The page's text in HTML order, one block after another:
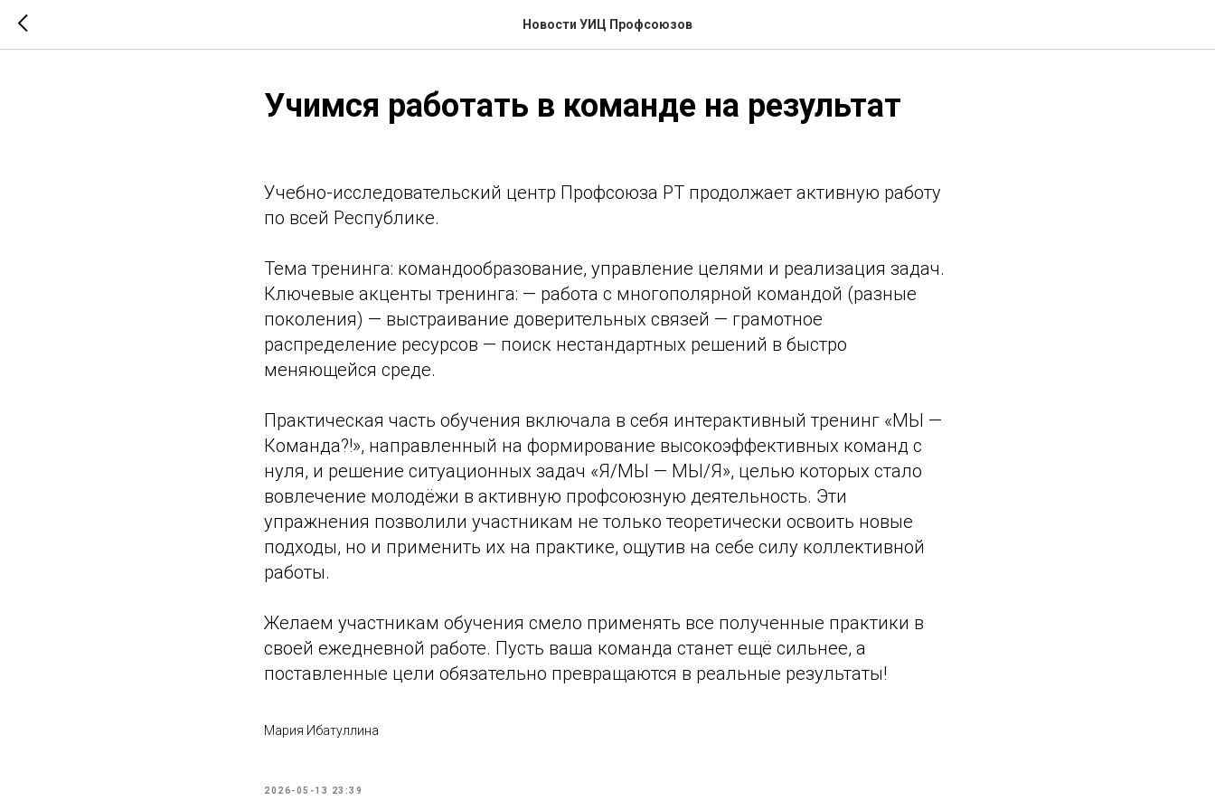
Новости УИЦ Профсоюзов
Учимся работать в команде на результат
Учебно-исследовательский центр Профсоюза РТ продолжает активную работу
по всей Республике.
Тема тренинга: командообразование, управление целями и реализация задач.
Ключевые акценты тренинга: — работа с многополярной командой (разные
поколения) — выстраивание доверительных связей — грамотное
распределение ресурсов — поиск нестандартных решений в быстро
меняющейся среде.
Практическая часть обучения включала в себя интерактивный тренинг «МЫ —
Команда?!», направленный на формирование высокоэффективных команд с
нуля, и решение ситуационных задач «Я/МЫ — МЫ/Я», целью которых стало
вовлечение молодёжи в активную профсоюзную деятельность. Эти
упражнения позволили участникам не только теоретически освоить новые
подходы, но и применить их на практике, ощутив на себе силу коллективной
работы.
Желаем участникам обучения смело применять все полученные практики в
своей ежедневной работе. Пусть ваша команда станет ещё сильнее, а
поставленные цели обязательно превращаются в реальные результаты!
Мария Ибатуллина
2026-05-13 23:39